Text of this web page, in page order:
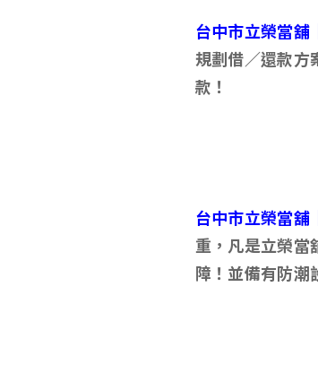
台中市立榮當舖
規劃借／還款方
款！
台中市立榮當舖｜
重，凡是立榮當
障！並備有防潮